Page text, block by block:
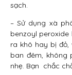
sạch.
– Sử dụng xà
benzoyl
ra khô hay bị đỏ,
ban đêm, không
nhẹ. Bạn chắc